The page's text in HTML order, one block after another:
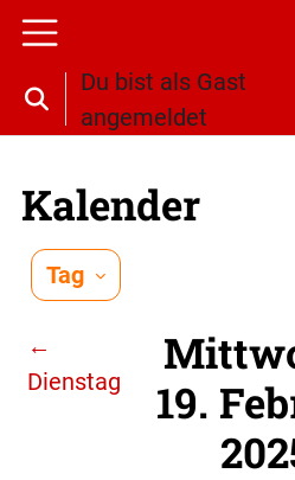
Zum Hauptinhalt
Website-Übersicht
Sucheingabe umschalten
Du bist als Gast
angemeldet
Kalender
Tag
←
Dienstag
19.